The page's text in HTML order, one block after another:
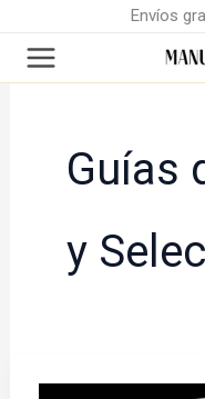
contenido
Envíos
Guías
y